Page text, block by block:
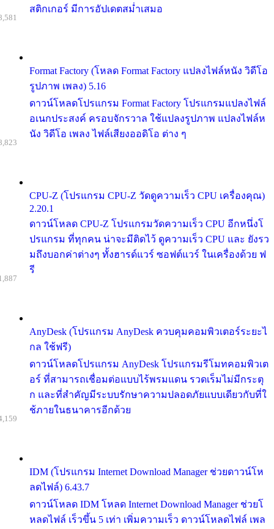
สติกเกอร์ มีการอัปเดตสม่ำเสมอ
Format Factory (โหลด Format Factory แปลงไฟล์หนัง วิดีโอ
รูปภาพ เพลง) 5.16
ดาวน์โหลดโปรแกรม Format Factory โปรแกรมแปลงไฟล์
อเนกประสงค์ ครอบจักรวาล ใช้แปลงรูปภาพ แปลงไฟล์ห
นัง วิดีโอ เพลง ไฟล์เสียงออดิโอ ต่าง ๆ
CPU-Z (โปรแกรม CPU-Z วัดดูความเร็ว CPU เครื่องคุณ)
2.20.1
ดาวน์โหลด CPU-Z โปรแกรมวัดความเร็ว CPU อีกหนึ่งโ
ปรแกรม ที่ทุกคน น่าจะมีติดไว้ ดูความเร็ว CPU และ ยังรว
มถึงบอกค่าต่างๆ ทั้งฮารด์แวร์ ซอฟต์แวร์ ในเครื่องด้วย ฟ
รี
AnyDesk (โปรแกรม AnyDesk ควบคุมคอมพิวเตอร์ระยะไ
กล ใช้ฟรี)
ดาวน์โหลดโปรแกรม AnyDesk โปรแกรมรีโมทคอมพิวเต
อร์ ที่สามารถเชื่อมต่อแบบไร้พรมแดน รวดเร็มไม่มีกระตุ
ก และที่สำคัญมีระบบรักษาความปลอดภัยแบบเดียวกับที่ใ
ช้ภายในธนาคารอีกด้วย
IDM (โปรแกรม Internet Download Manager ช่วยดาวน์โห
ลดไฟล์) 6.43.7
ดาวน์โหลด IDM โหลด Internet Download Manager ช่วยโ
หลดไฟล์ เร็วขึ้น 5 เท่า เพิ่มความเร็ว ดาวน์โหลดไฟล์ เพล